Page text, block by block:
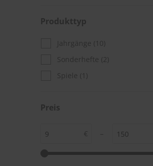
Produkttyp
Jahrgänge (10)
Sonderhefte (2)
Spiele (1)
Preis
€ –